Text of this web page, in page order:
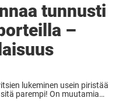
tunnusti
–
lukeminen usein piristää
parempi! On muutamia